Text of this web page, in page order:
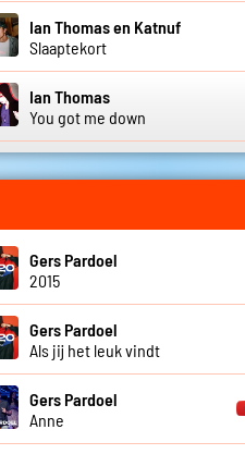
Ian Thomas en Katnuf
Slaaptekort
Ian Thomas
You got me down
Gers Pardoel
2015
Gers Pardoel
Als jij het leuk vindt
Gers Pardoel
Anne